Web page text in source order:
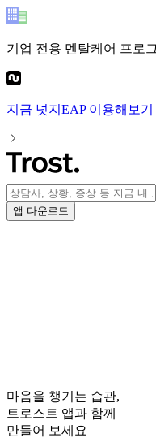
기업 전용 멘탈케어 프로
지금 넛지EAP이용해보기
앱 다운로드
마음을 챙기는 습관,
트로스트 앱과 함께
만들어 보세요